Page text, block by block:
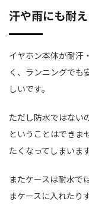
汗や雨にも耐
イヤホン本体が耐汗
く、ランニングでも
しいです。
ただし防水ではない
ということはできま
たくなってしまいま
またケースは耐水で
まケースに入れたり